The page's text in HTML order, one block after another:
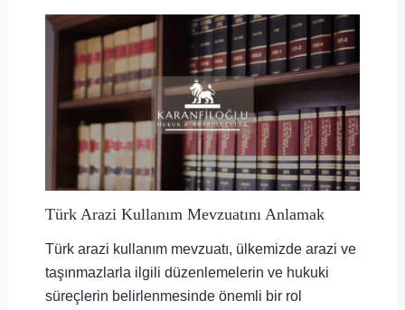
Türk Arazi Kullanım Mevzuatını Anlamak
Türk arazi kullanım mevzuatı, ülkemizde arazi ve
taşınmazlarla ilgili düzenlemelerin ve hukuki
süreçlerin belirlenmesinde önemli bir rol